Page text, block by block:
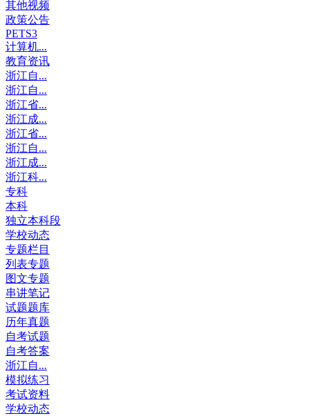
其他视频
政策公告
PETS3
计算机...
教育资讯
浙江自...
浙江自...
浙江省...
浙江成...
浙江省...
浙江自...
浙江成...
浙江科...
专科
本科
独立本科段
学校动态
专题栏目
列表专题
图文专题
串讲笔记
试题题库
历年真题
自考试题
自考答案
浙江自...
模拟练习
考试资料
学校动态